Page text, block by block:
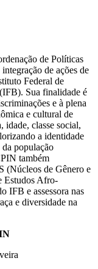
de Políticas
de ações de
Federal de
Sua finalidade é
e à plena
e cultural de
idade, classe social,
a identidade
população
também
(Núcleos de Gênero e
Estudos Afro-
IFB e assessora nas
e diversidade na